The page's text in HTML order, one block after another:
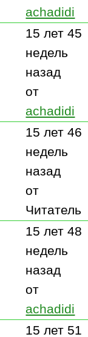
achadidi
15 лет 45
недель
назад
от
achadidi
15 лет 46
недель
назад
от
Читатель
15 лет 48
недель
назад
от
achadidi
15 лет 51